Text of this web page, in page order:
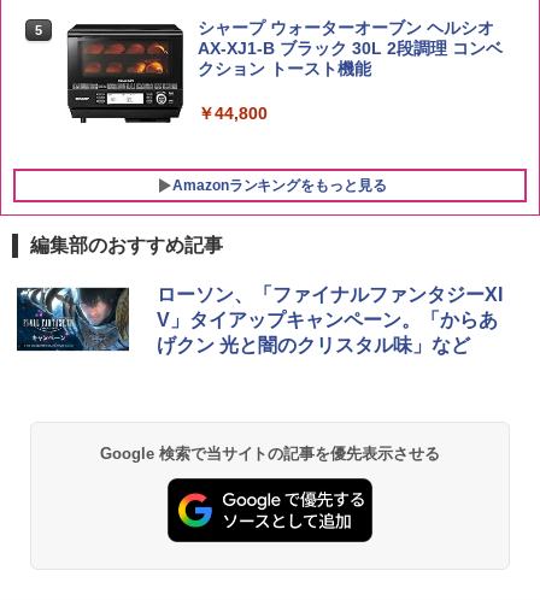
5
シャープ ウォーターオーブン ヘルシオ
AX-XJ1-B ブラック 30L 2段調理 コンベ
クション トースト機能
￥44,800
Amazonランキングをもっと見る
編集部のおすすめ記事
ローソン、「ファイナルファンタジーXI
V」タイアップキャンペーン。「からあ
げクン 光と闇のクリスタル味」など
Google 検索で当サイトの記事を優先表示させる